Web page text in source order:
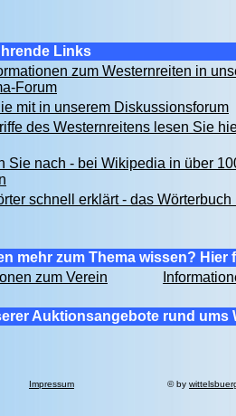
Links
zum Westernreiten in
Forum
mit in unserem Diskussionsforum
des Westernreitens lesen Sie
Sie nach - bei Wikipedia in über
schnell erklärt - das Wörterbuch
mehr zum Thema wissen? Hier
zum Verein
Auktionsangebote rund ums
Impressum © by